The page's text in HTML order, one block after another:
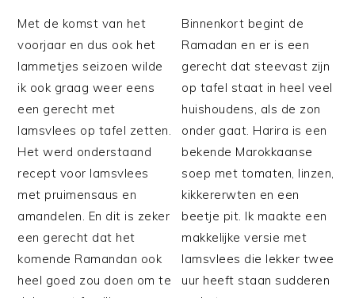
Met de komst van het
voorjaar en dus ook het
lammetjes seizoen wilde
ik ook graag weer eens
een gerecht met
lamsvlees op tafel zetten.
Het werd onderstaand
recept voor lamsvlees
met pruimensaus en
amandelen. En dit is zeker
een gerecht dat het
komende Ramandan ook
heel goed zou doen om te
Binnenkort begint de
Ramadan en er is een
gerecht dat steevast zijn
op tafel staat in heel veel
huishoudens, als de zon
onder gaat. Harira is een
bekende Marokkaanse
soep met tomaten, linzen,
kikkererwten en een
beetje pit. Ik maakte een
makkelijke versie met
lamsvlees die lekker twee
uur heeft staan sudderen